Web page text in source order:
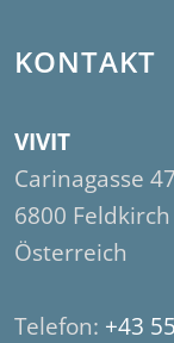
KONTAKT
VIVIT
Carinagasse 47
6800 Feldkirch
Österreich
Telefon: +43